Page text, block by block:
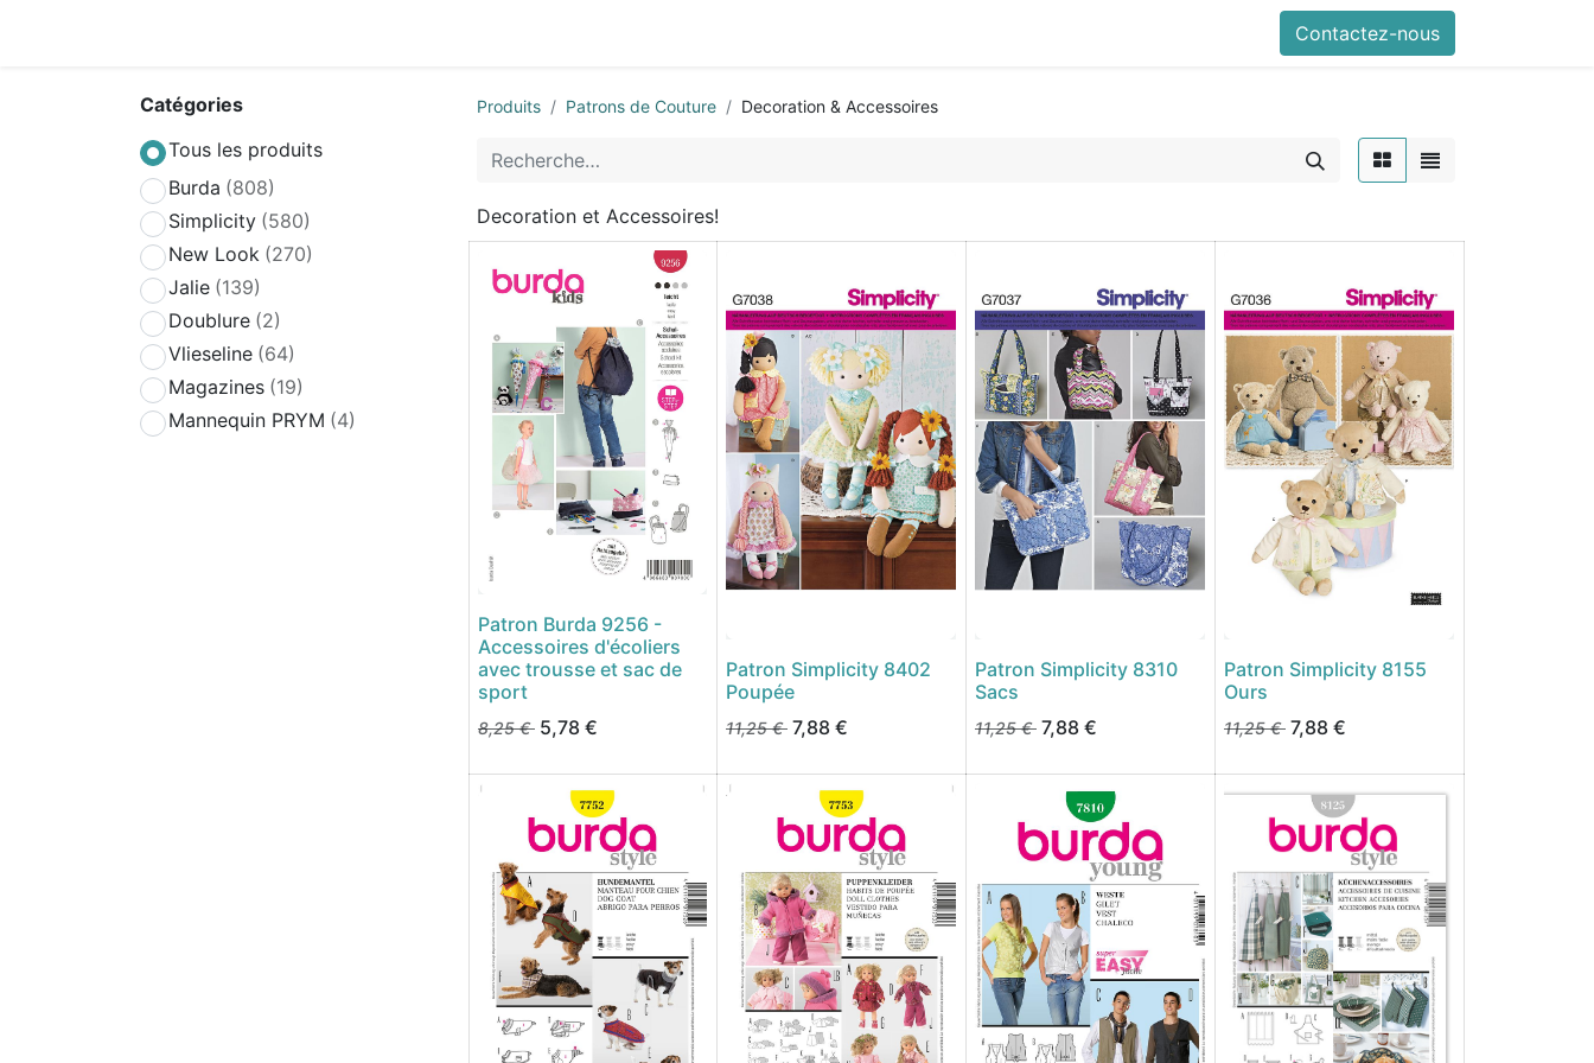
Contactez-nous
Catégories
Tous les produits
Burda (808)
Simplicity (580)
New Look (270)
Jalie (139)
Doublure (2)
Vlieseline (64)
Magazines (19)
Mannequin PRYM (4)
Produits Patrons de Couture Decoration & Accessoires
Decoration et Accessoires!
Patron Burda 9256 -
Accessoires d'écoliers
avec trousse et sac de
sport
8,25€ 5,78 €
Patron Simplicity 8402
Poupée
11,25€ 7,88 €
Patron Simplicity 8310
Sacs
11,25€ 7,88 €
Patron Simplicity 8155
Ours
11,25€ 7,88 €